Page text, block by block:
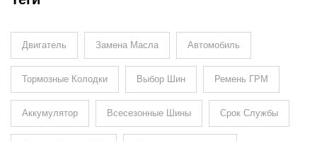
Двигатель Замена Масла Автомобиль
Тормозные Колодки Выбор Шин Ремень ГРМ
Аккумулятор Всесезонные Шины Срок Службы